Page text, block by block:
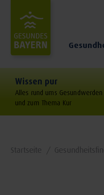
Wissen pur
Alles rund ums Gesundwerden
und zum Thema Kur
Startseite